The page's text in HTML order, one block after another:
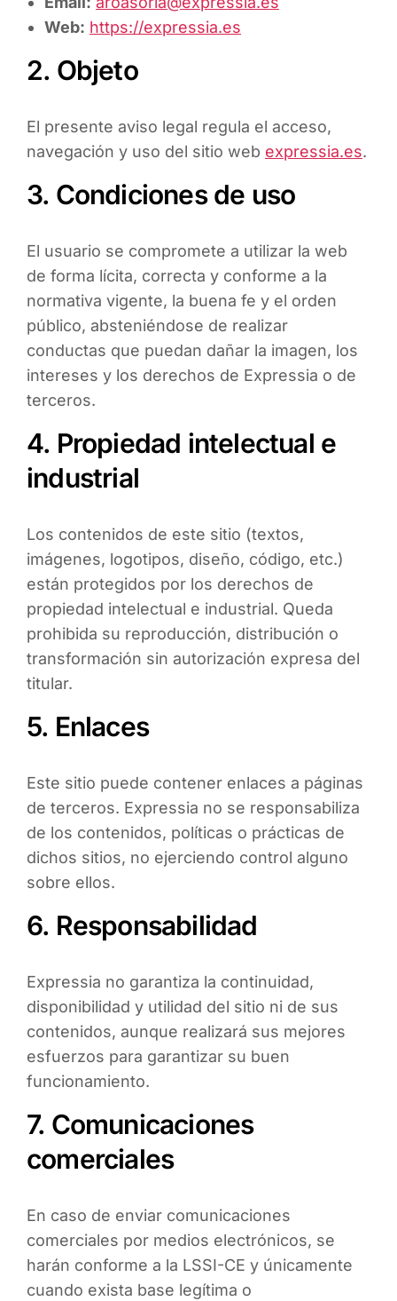
Web: https://expressia.es
2. Objeto
El presente aviso legal regula el acceso,
navegación y uso del sitio web expressia.es.
3. Condiciones de uso
El usuario se compromete a utilizar la web
de forma lícita, correcta y conforme a la
normativa vigente, la buena fe y el orden
público, absteniéndose de realizar
conductas que puedan dañar la imagen, los
intereses y los derechos de Expressia o de
terceros.
4. Propiedad intelectual e
industrial
Los contenidos de este sitio (textos,
imágenes, logotipos, diseño, código, etc.)
están protegidos por los derechos de
propiedad intelectual e industrial. Queda
prohibida su reproducción, distribución o
transformación sin autorización expresa del
titular.
5. Enlaces
Este sitio puede contener enlaces a páginas
de terceros. Expressia no se responsabiliza
de los contenidos, políticas o prácticas de
dichos sitios, no ejerciendo control alguno
sobre ellos.
6. Responsabilidad
Expressia no garantiza la continuidad,
disponibilidad y utilidad del sitio ni de sus
contenidos, aunque realizará sus mejores
esfuerzos para garantizar su buen
funcionamiento.
7. Comunicaciones
comerciales
En caso de enviar comunicaciones
comerciales por medios electrónicos, se
harán conforme a la LSSI-CE y únicamente
cuando exista base legítima o